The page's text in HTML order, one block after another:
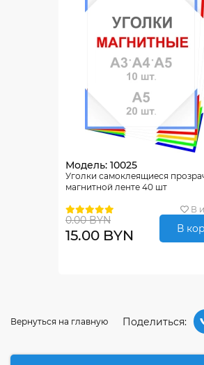
Модель: 10025
Уголки самоклеящиеся
магнитной ленте 40 шт
В
0.00 BYN
15.00 BYN В
Поделиться:
Вернуться на главную